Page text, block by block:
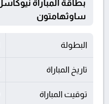
ساوثهامتون
البطولة
تاريخ المباراة
توقيت المباراة